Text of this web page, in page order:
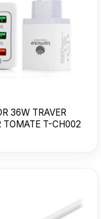
36W TRAVER
CHARGER TOMATE T-CH002